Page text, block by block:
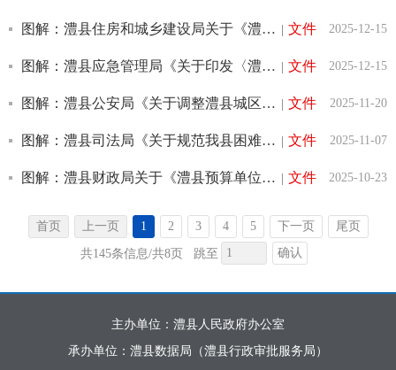
文件
图解：澧县住房和城乡建设局关于《澧县城区居民自建房D级危房拆除重建工作实施... 2025-12-15
文件
图解：澧县应急管理局《关于印发〈澧县烟花爆竹经营（零售）布点规划方案（2026-... 2025-12-15
文件
图解：澧县公安局《关于调整澧县城区货运车辆限制通行措施的通告》的政策解读 2025-11-20
文件
图解：澧县司法局《关于规范我县困难刑满释放人员过渡性生活救助的通知》的政策... 2025-11-07
文件
图解：澧县财政局关于《澧县预算单位银行账户管理办法》的政策解读 2025-10-23
首页 上一页 1 2 3 4 5 下一页 尾页
共145条信息/共8页 跳至 确认
主办单位：澧县人民政府办公室
承办单位：澧县数据局（澧县行政审批服务局）